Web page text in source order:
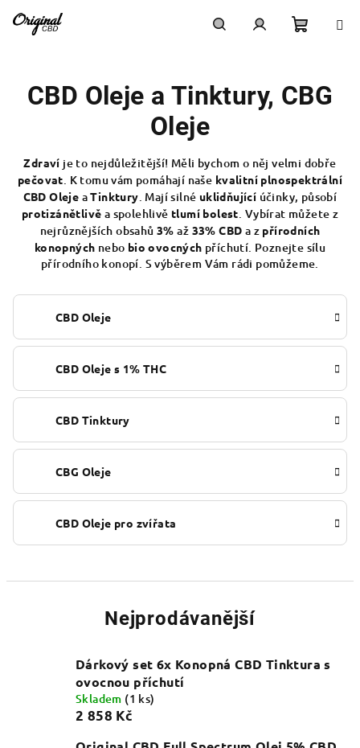
košík
CBD Oleje a Tinktury, CBG
Oleje
Zdraví je to nejdůležitější! Měli bychom o něj velmi dobře
pečovat. K tomu vám pomáhají naše kvalitní plnospektrální
CBD Oleje aTinktury. Mají silné uklidňující účinky, působí
protizánětlivě a spolehlivě tlumí bolest. Vybírat můžete z
nejrůznějších obsahů3% až 33% CBD a z přírodních
konopných nebo bio ovocných příchutí. Poznejte sílu
přírodního konopí. S výběrem Vám rádi pomůžeme.
CBD Oleje
CBD Oleje s 1% THC
CBD Tinktury
CBG Oleje
CBD Oleje pro zvířata
Nejprodávanější
Dárkový set 6x Konopná CBD Tinktura s
ovocnou příchutí
Skladem (1 ks)
2 858 Kč